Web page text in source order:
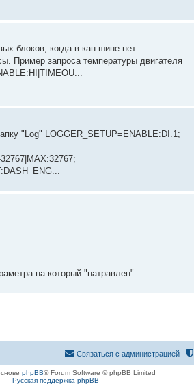
блоков, когда в кан шине нет
Пример запроса температуры двигателя
"Log" LOGGER_SETUP=ENABLE:DI.1;
на который "натравлен"
Связаться с администрацией
phpBB® Forum Software © phpBB Limited
Русская поддержка phpBB